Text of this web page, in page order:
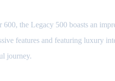
the Legacy 500 boasts an
features and featuring luxury
journey.